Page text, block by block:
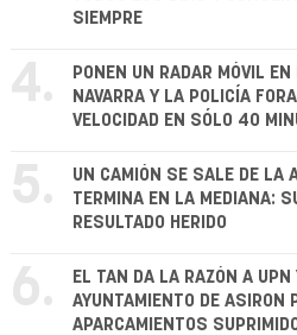
SIEMPRE
4.
PONEN UN RADAR MÓVIL
NAVARRA Y LA POLICÍA
VELOCIDAD EN SÓLO 40
5.
UN CAMIÓN SE SALE DE LA
TERMINA EN LA MEDIANA:
RESULTADO HERIDO
6.
EL TAN DA LA RAZÓN A UPN
AYUNTAMIENTO DE ASIRON
APARCAMIENTOS